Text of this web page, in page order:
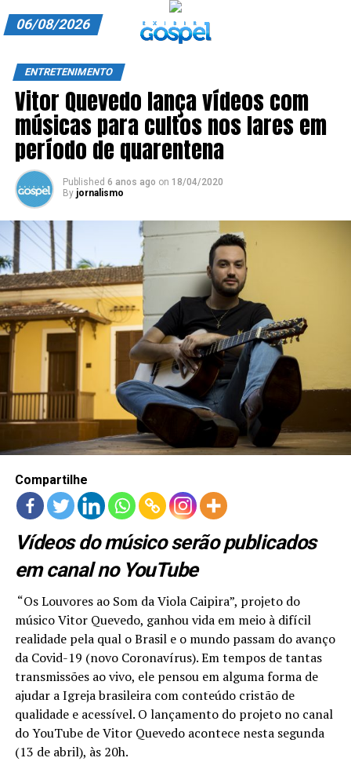
ANUNCIE CONOSCO
ASSINE
CARRINHO
EDITORIAL
ENTREVISTAS
EXPEDIENTE
FINALIZAR COMPRA
HOME
LANÇAMENTOS
06/08/2026
ENTRETENIMENTO
Vitor Quevedo lança vídeos com
músicas para cultos nos lares em
período de quarentena
Published 6 anos ago on 18/04/2020
By jornalismo
Compartilhe
Vídeos do músico serão publicados
em canal no YouTube
“Os Louvores ao Som da Viola Caipira”, projeto do
músico Vitor Quevedo, ganhou vida em meio à difícil
realidade pela qual o Brasil e o mundo passam do avanço
da Covid-19 (novo Coronavírus). Em tempos de tantas
transmissões ao vivo, ele pensou em alguma forma de
ajudar a Igreja brasileira com conteúdo cristão de
qualidade e acessível. O lançamento do projeto no canal
do YouTube de Vitor Quevedo acontece nesta segunda
(13 de abril), às 20h.